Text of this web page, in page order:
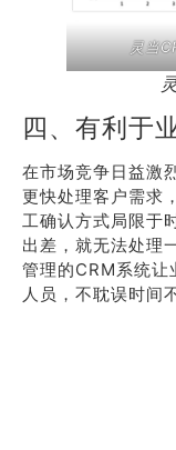
灵当
四、有利于
在市场竞争日益激
更快处理客户需求
工确认方式局限于
出差，就无法处理
管理的CRM系统让
人员，不耽误时间